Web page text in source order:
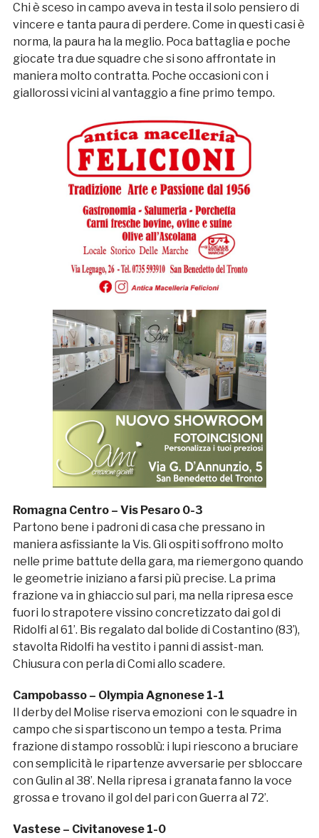
Chi è sceso in campo aveva in testa il solo pensiero di
vincere e tanta paura di perdere. Come in questi casi è
norma, la paura ha la meglio. Poca battaglia e poche
giocate tra due squadre che si sono affrontate in
maniera molto contratta. Poche occasioni con i
giallorossi vicini al vantaggio a fine primo tempo.
Romagna Centro – Vis Pesaro 0-3
Partono bene i padroni di casa che pressano in
maniera asfissiante la Vis. Gli ospiti soffrono molto
nelle prime battute della gara, ma riemergono quando
le geometrie iniziano a farsi più precise. La prima
frazione va in ghiaccio sul pari, ma nella ripresa esce
fuori lo strapotere vissino concretizzato dai gol di
Ridolfi al 61’. Bis regalato dal bolide di Costantino (83’),
stavolta Ridolfi ha vestito i panni di assist-man.
Chiusura con perla di Comi allo scadere.
Campobasso – Olympia Agnonese 1-1
Il derby del Molise riserva emozioni con le squadre in
campo che si spartiscono un tempo a testa. Prima
frazione di stampo rossoblù: i lupi riescono a bruciare
con semplicità le ripartenze avversarie per sbloccare
con Gulin al 38’. Nella ripresa i granata fanno la voce
grossa e trovano il gol del pari con Guerra al 72’.
Vastese – Civitanovese 1-0